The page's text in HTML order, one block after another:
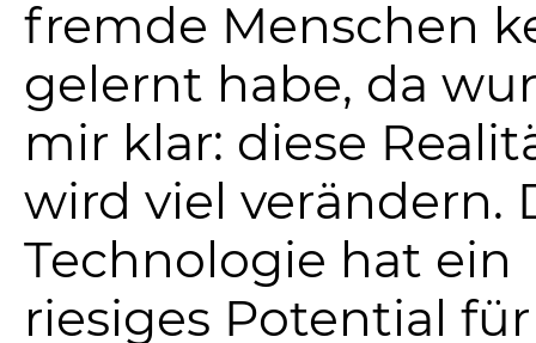
fremde Menschen
gelernt habe, da
mir klar: diese
wird viel verändern.
Technologie hat ein
riesiges Potential